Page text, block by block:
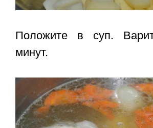
Положите в суп.
минут.